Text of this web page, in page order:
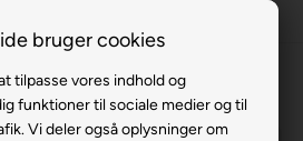
bruger cookies
tilpasse vores indhold og
funktioner til sociale medier og til
Vi deler også oplysninger om
Service hos dig